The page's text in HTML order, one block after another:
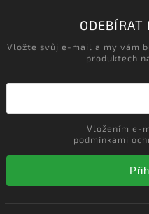
ODEBÍRAT
Vložte svůj e-mail a my vám
produktech
podmínkami